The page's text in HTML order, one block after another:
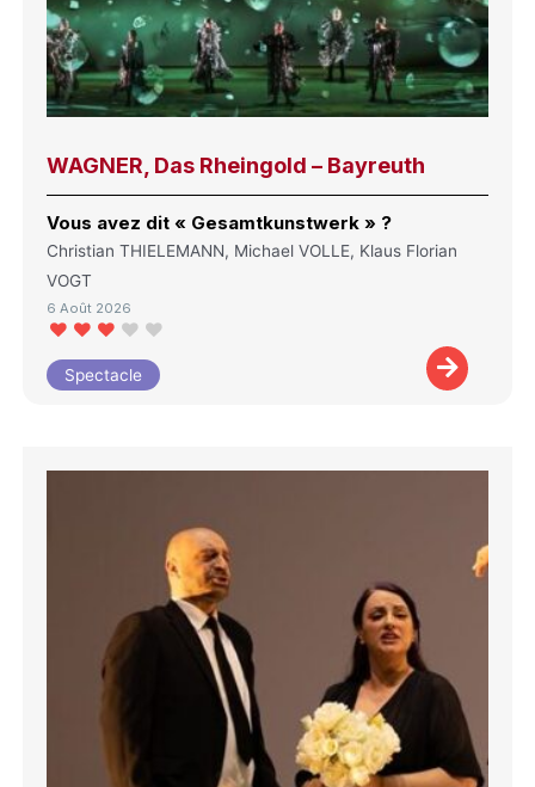
WAGNER, Das Rheingold – Bayreuth
Vous avez dit « Gesamtkunstwerk » ?
Christian THIELEMANN, Michael VOLLE, Klaus Florian
VOGT
6 Août 2026
Spectacle